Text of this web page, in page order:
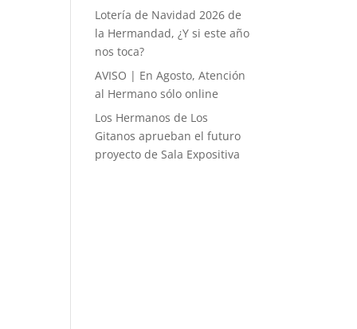
Lotería de Navidad 2026 de
la Hermandad, ¿Y si este año
nos toca?
AVISO | En Agosto, Atención
al Hermano sólo online
Los Hermanos de Los
Gitanos aprueban el futuro
proyecto de Sala Expositiva